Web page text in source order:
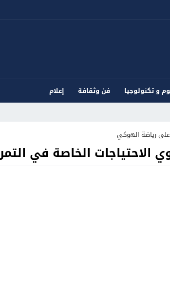
و تكنولوجيا فن وثقافة
إعلام
رياضة الهوكي
الخاصة في